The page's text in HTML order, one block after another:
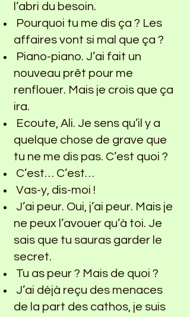
l’abri du besoin.
Pourquoi tu me dis ça ? Les
affaires vont si mal que ça ?
Piano-piano. J’ai fait un
nouveau prêt pour me
renflouer. Mais je crois que ça
ira.
Ecoute, Ali. Je sens qu’il y a
quelque chose de grave que
tu ne me dis pas. C’est quoi ?
C’est… C’est…
Vas-y, dis-moi !
J’ai peur. Oui, j’ai peur. Mais je
ne peux l’avouer qu’à toi. Je
sais que tu sauras garder le
secret.
Tu as peur ? Mais de quoi ?
J’ai déjà reçu des menaces
de la part des cathos, je suis